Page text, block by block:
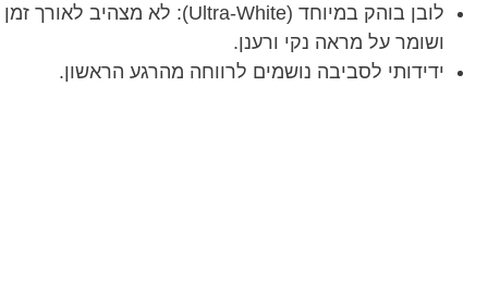
לובן בוהק במיוחד (Ultra-White): לא מצהיב לאורך זמן
ושומר על מראה נקי ורענן.
ידידותי לסביבה נושמים לרווחה מהרגע הראשון.